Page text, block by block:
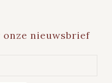
nieuwsbrief